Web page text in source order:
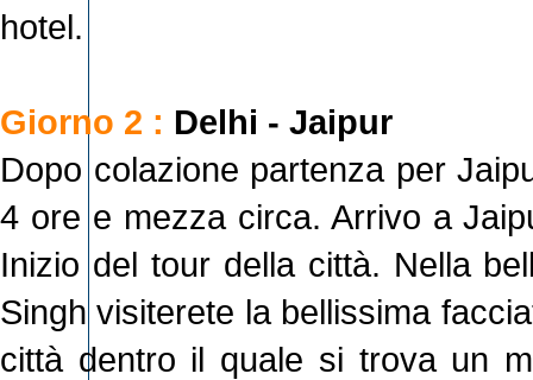
hotel.
Giorno 2 : Delhi - Jaipur
Dopo colazione partenza per
4 ore e mezza circa. Arrivo a
Inizio del tour della città. Nella
Singh visiterete la bellissima
città dentro il quale si trova un